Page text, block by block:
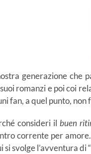
generazione che
romanzi e poi coi
fan, a quel punto, non
consideri il buen
corrente per
svolge l’avventura